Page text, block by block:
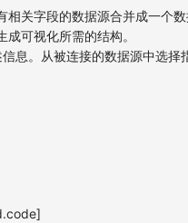
关字段的数据源合并成一个
可视化所需的结构。
息。从被连接的数据源中选择